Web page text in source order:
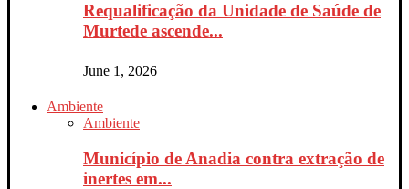
Requalificação da Unidade de Saúde de
Murtede ascende...
June 1, 2026
Ambiente
Ambiente
Município de Anadia contra extração de
inertes em...